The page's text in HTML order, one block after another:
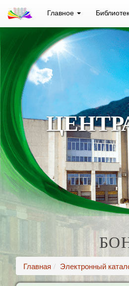
Главное
Главная Электронный